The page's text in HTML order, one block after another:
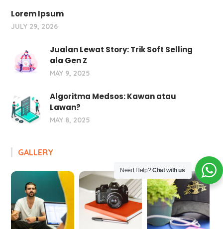
Lorem Ipsum
JULY 29, 2026
Jualan Lewat Story: Trik Soft Selling
ala Gen Z
MAY 9, 2025
Algoritma Medsos: Kawan atau
Lawan?
MAY 8, 2025
GALLERY
Need Help?Chat with us